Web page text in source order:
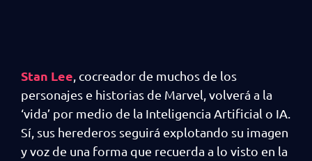
Stan Lee , cocreador de muchos de los
personajes e historias de Marvel, volverá a la
‘vida’ por medio de la Inteligencia Artificial o IA.
Sí, sus herederos seguirá explotando su imagen
y voz de una forma que recuerda a lo visto en la